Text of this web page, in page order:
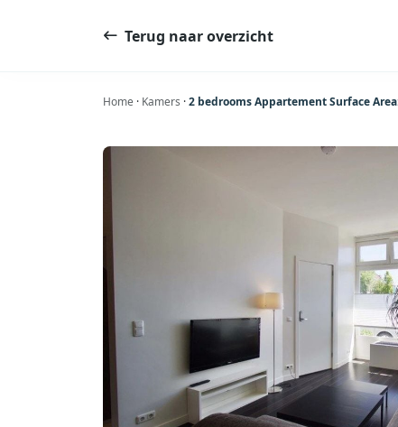
Terug naar overzicht
Home · Kamers ·2 bedrooms Appartement Surface